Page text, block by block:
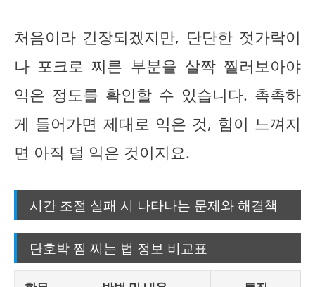
처음이라 긴장되겠지만, 단단한 젓가락이
나 포크로 찌른 부분을 살짝 찔러보아야
익은 정도를 확인할 수 있습니다. 촉촉하
게 들어가면 제대로 익은 것, 힘이 느껴지
면 아직 덜 익은 것이지요.
시간 조절 실패 시 나타나는 문제와 해결책
단호박 찜 찌는 법 정보 비교표